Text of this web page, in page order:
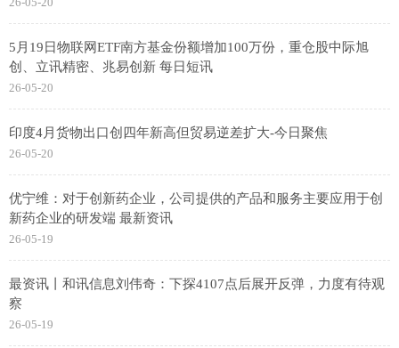
5月19日物联网ETF南方基金份额增加100万份，重仓股中际旭
创、立讯精密、兆易创新 每日短讯
26-05-20
印度4月货物出口创四年新高但贸易逆差扩大-今日聚焦
26-05-20
优宁维：对于创新药企业，公司提供的产品和服务主要应用于创
新药企业的研发端 最新资讯
26-05-19
最资讯丨和讯信息刘伟奇：下探4107点后展开反弹，力度有待观
察
26-05-19